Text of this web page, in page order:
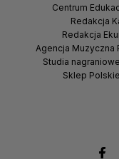
Centrum
Redakcja
Redakcja
Agencja Muzyczna
Studia
Sklep